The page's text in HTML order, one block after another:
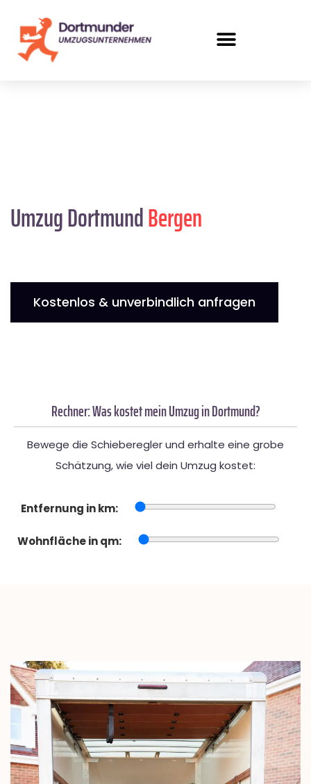
Umzug DortmundBergen
Kostenlos & unverbindlich anfragen
Rechner: Was kostet mein Umzug in Dortmund?
Bewege die Schieberegler und erhalte eine grobe
Schätzung, wie viel dein Umzug kostet:
Entfernung in km:
Wohnfläche in qm: